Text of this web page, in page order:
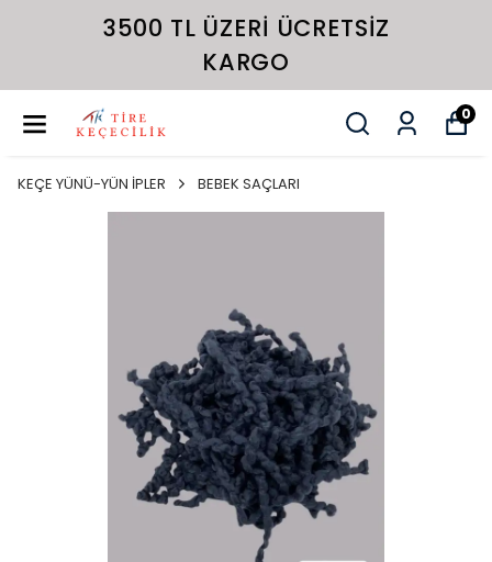
3500 TL ÜZERI ÜCRETSIZ
KARGO
0
KEÇE YÜNÜ-YÜN İPLER BEBEK SAÇLARI